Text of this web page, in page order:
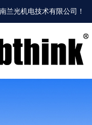
兰光机电技术有限公司 ！